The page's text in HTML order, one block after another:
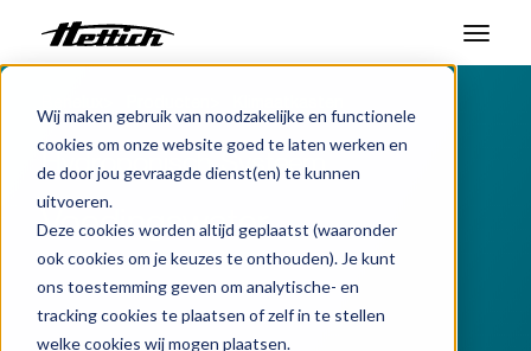
Wij maken gebruik van noodzakelijke en functionele
cookies om onze website goed te laten werken en
de door jou gevraagde dienst(en) te kunnen
uitvoeren.
Deze cookies worden altijd geplaatst (waaronder
ook cookies om je keuzes te onthouden). Je kunt
ons toestemming geven om analytische- en
tracking cookies te plaatsen of zelf in te stellen
welke cookies wij mogen plaatsen.
Producten
Markten
Support Center
Over ons
Contact
Hydroponisch Systeem
Voedingswater